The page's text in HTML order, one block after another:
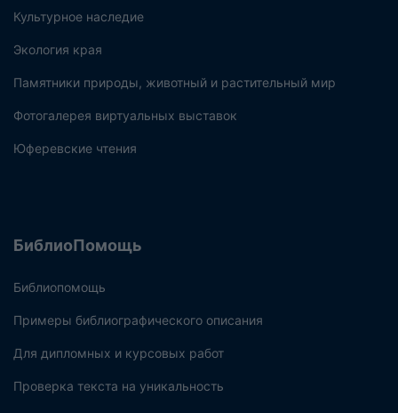
Культурное наследие
Экология края
Памятники природы, животный и растительный мир
Фотогалерея виртуальных выставок
Юферевские чтения
БиблиоПомощь
Библиопомощь
Примеры библиографического описания
Для дипломных и курсовых работ
Проверка текста на уникальность